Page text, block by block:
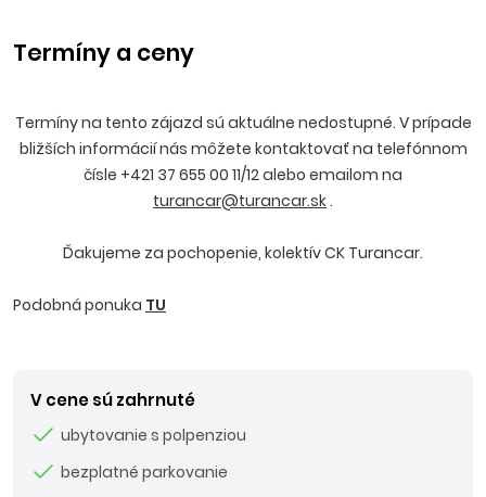
Termíny a ceny
Termíny na tento zájazd sú aktuálne nedostupné. V prípade
bližších informácií nás môžete kontaktovať na telefónnom
čísle +421 37 655 00 11/12 alebo emailom na
turancar@turancar.sk.
Ďakujeme za pochopenie, kolektív CK Turancar.
Podobná ponuka TU
V cene sú zahrnuté
ubytovanie s polpenziou
bezplatné parkovanie